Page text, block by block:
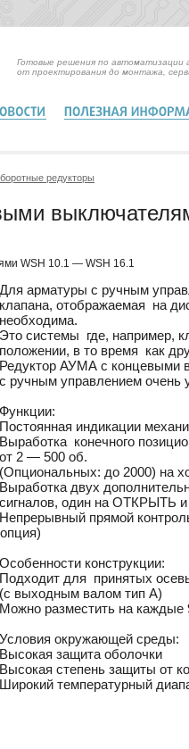
Готовые решения по автоматизации
от проектирования до монтажа,
редукторы
WSH 10.1 — WSH 16.1
Для арматуры с ручным
клапана, отображаемая на
необходима.
Это системы где, например,
положении, в то время как
Редуктор АУМА с концевыми
с ручным управлением очень
Функции:
Постоянная индикации
Выработка конечного
от 2 — 500 об.
(Oпциональных: дo 2000) на
Выработка двух
сигналов, один на ОТКРЫТЬ
Непрерывный прямой
опция)
Особенности конструкции:
Подходит для принятых
(с выходным валом тип А)
Можно разместить на каждые
Условия окружающей среды:
Высокая защита оболочки
Высокая степень защиты от
Широкий температурный